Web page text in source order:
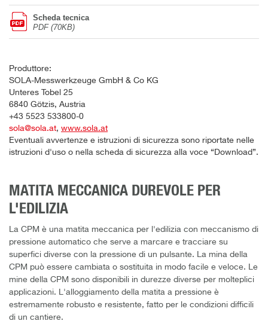
Scheda tecnica
PDF (70KB)
Produttore:
SOLA-Messwerkzeuge GmbH & Co KG
Unteres Tobel 25
6840 Götzis, Austria
+43 5523 533800-0
sola@sola.at, www.sola.at
Eventuali avvertenze e istruzioni di sicurezza sono riportate nelle
istruzioni d'uso o nella scheda di sicurezza alla voce “Download”.
MATITA MECCANICA DUREVOLE PER
L'EDILIZIA
La CPM è una matita meccanica per l'edilizia con meccanismo di
pressione automatico che serve a marcare e tracciare su
superfici diverse con la pressione di un pulsante. La mina della
CPM può essere cambiata o sostituita in modo facile e veloce. Le
mine della CPM sono disponibili in durezze diverse per molteplici
applicazioni. L'alloggiamento della matita a pressione è
estremamente robusto e resistente, fatto per le condizioni difficili
di un cantiere.